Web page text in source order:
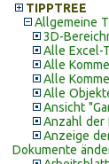
TIPPTREE
Allgemeine
3D-
Alle Excel-
Alle
Alle
Alle
Ansicht
Anzahl der
Anzeige
Dokumente